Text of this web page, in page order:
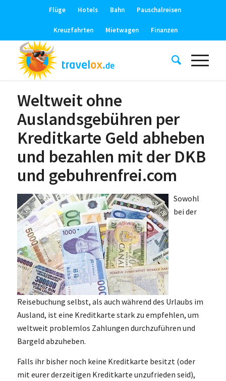
Flüge Hotels Bahn Pauschalreisen
Kreuzfahrten Mietwagen Finanzen
Weltweit ohne
Auslandsgebühren per
Kreditkarte Geld abheben
und bezahlen mit der DKB
und gebuhrenfrei.com
Sowohl
bei der
Reisebuchung selbst, als auch während des Urlaubs im
Ausland, ist eine Kreditkarte stark zu empfehlen, um
weltweit problemlos Zahlungen durchzuführen und
Bargeld abzuheben.
Falls ihr bisher noch keine Kreditkarte besitzt (oder
mit eurer derzeitigen Kreditkarte unzufrieden seid),